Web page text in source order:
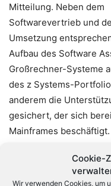
Cookie-
Wir verwenden Cookies, um
Mitteilung. Neben dem
Softwarevertrieb und
Umsetzung
Aufbau des Software
Großrechner-Systeme
des z Systems-
anderem die
gesichert, der sich
Mainframes
Analytics & Data.